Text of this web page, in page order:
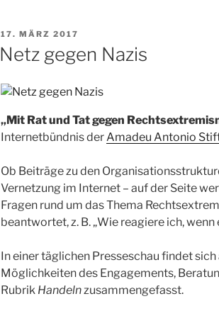
Frauen?“
VERÖFFENTLICHT
AM
17. MÄRZ 2017
Netz gegen Nazis
„Mit Rat und Tat gegen
Internetbündnis der Amadeu Antonio
Ob Beiträge zu den
Vernetzung im Internet – auf der Seite
Fragen rund um das Thema
beantwortet, z. B. „Wie reagiere ich,
In einer täglichen Presseschau findet
Möglichkeiten des Engagements,
Rubrik Handeln zusammengefasst.